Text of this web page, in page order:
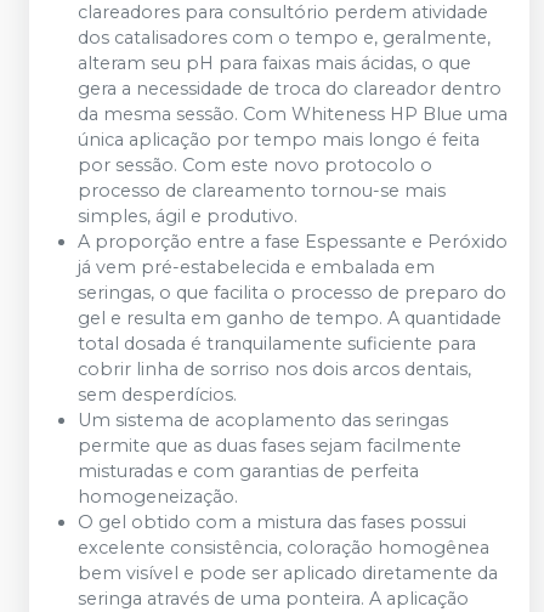
clareadores para consultório perdem atividade
dos catalisadores com o tempo e, geralmente,
alteram seu pH para faixas mais ácidas, o que
gera a necessidade de troca do clareador dentro
da mesma sessão. Com Whiteness HP Blue uma
única aplicação por tempo mais longo é feita
por sessão. Com este novo protocolo o
processo de clareamento tornou-se mais
simples, ágil e produtivo.
A proporção entre a fase Espessante e Peróxido
já vem pré-estabelecida e embalada em
seringas, o que facilita o processo de preparo do
gel e resulta em ganho de tempo. A quantidade
total dosada é tranquilamente suficiente para
cobrir linha de sorriso nos dois arcos dentais,
sem desperdícios.
Um sistema de acoplamento das seringas
permite que as duas fases sejam facilmente
misturadas e com garantias de perfeita
homogeneização.
O gel obtido com a mistura das fases possui
excelente consistência, coloração homogênea
bem visível e pode ser aplicado diretamente da
seringa através de uma ponteira. A aplicação